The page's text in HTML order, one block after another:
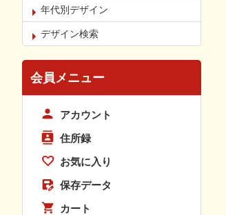
年代別デザイン
デザイン検索
会員メニュー
アカウント
住所録
お気に入り
保存データ
カート